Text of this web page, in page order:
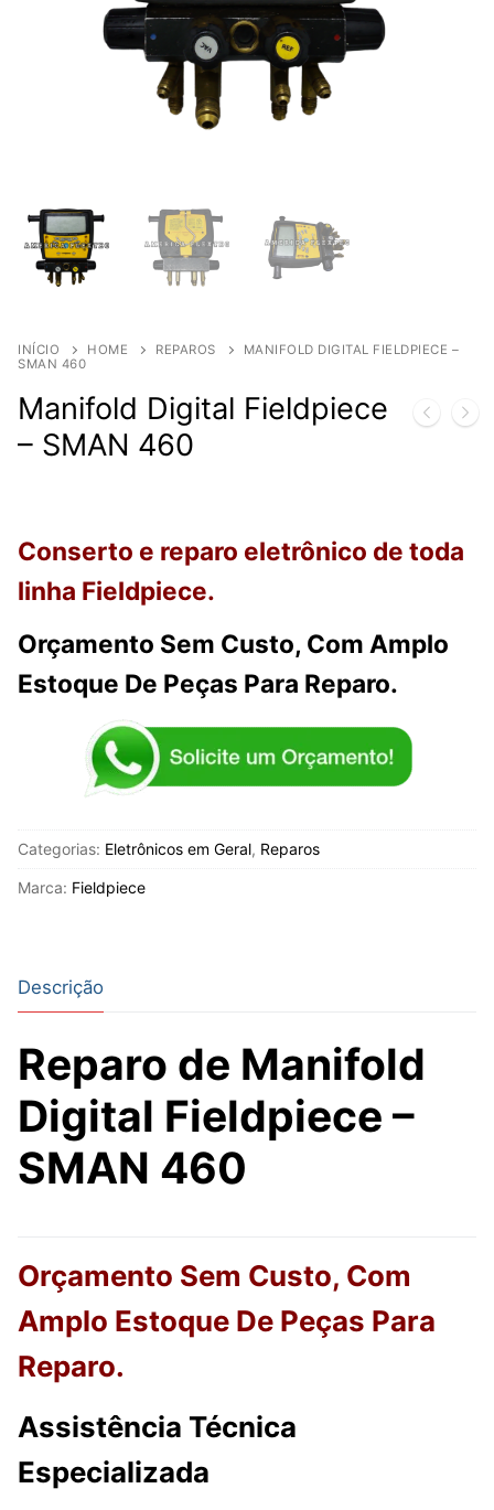
INÍCIO HOME REPAROS
MANIFOLD DIGITAL FIELDPIECE –
SMAN 460
Manifold Digital Fieldpiece
– SMAN 460
Conserto e reparo eletrônico de toda
linha Fieldpiece.
Orçamento Sem Custo, Com Amplo
Estoque De Peças Para Reparo.
Categorias: Eletrônicos em Geral, Reparos
Marca: Fieldpiece
Descrição
Reparo de Manifold
Digital Fieldpiece –
SMAN 460
Orçamento Sem Custo, Com
Amplo Estoque De Peças Para
Reparo.
Assistência Técnica
Especializada